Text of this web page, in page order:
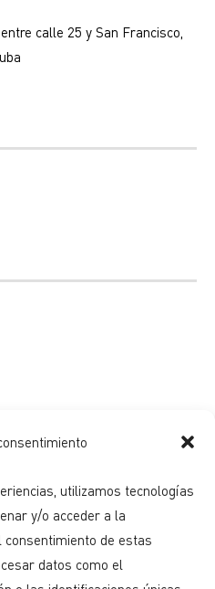
utilizamos tecnologías
y/o acceder a la
consentimiento de estas
datos como el
calle 25 y San Francisco,